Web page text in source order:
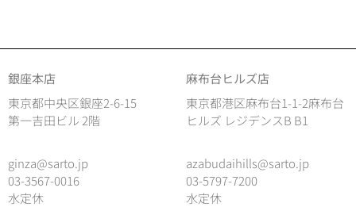
銀座本店
東京都中央区銀座2-6-15
第一吉田ビル 2階
ginza@sarto.jp
03-3567-0016
水定休
麻布台ヒルズ店
東京都港区麻布台1-1-2麻布台
ヒルズ レジデンスB B1
azabudaihills@sarto.jp
03-5797-7200
水定休